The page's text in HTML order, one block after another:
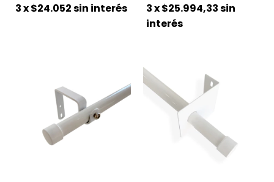
3x$24.052sin interés 3x$25.994,33sin
interés